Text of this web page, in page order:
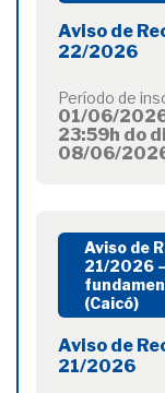
Aviso de
22/2026
Período de
01/06/
23:59h do
08/06/
Aviso de
21/2026
(Caicó)
Aviso de
21/2026